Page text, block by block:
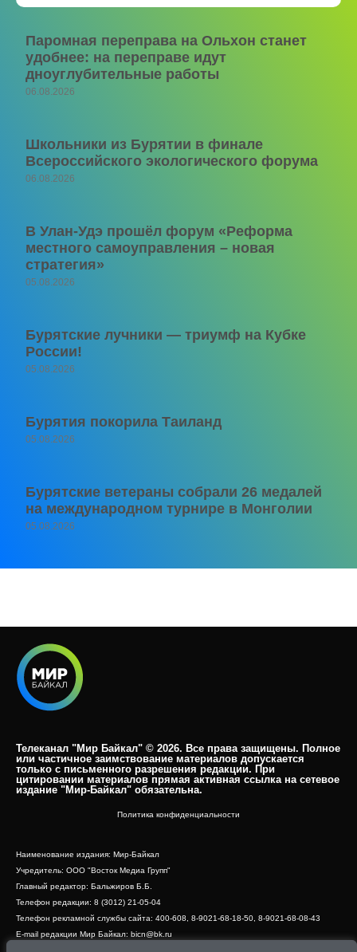
Паромная переправа на Ольхон станет
удобнее: на переправе идут
дноуглубительные работы
06.08.2026
Школьники из Бурятии в финале
Всероссийского экологического форума
06.08.2026
В Улан-Удэ прошёл форум «Реформа
местного самоуправления – новая
стратегия»
05.08.2026
Бурятские лучники — триумф на Кубке
России!
05.08.2026
Бурятия покорила Таиланд
05.08.2026
Бурятские ветераны собрали 26 медалей
на международном турнире в Монголии
05.08.2026
Телеканал "Мир Байкал" © 2026. Все права защищены. Полное
или частичное заимствование материалов допускается
только с письменного разрешения редакции. При
цитировании материалов прямая активная ссылка на сетевое
издание "Мир-Байкал" обязательна.​
Политика конфиденциальности
Наименование издания: Мир-Байкал
Учредитель: ООО "Восток Медиа Групп"
Главный редактор: Бальжиров Б.Б.
Телефон редакции: 8 (3012) 21-05-04
Телефон рекламной службы сайта: 400-608, 8-9021-68-18-50, 8-9021-68-08-43
E-mail редакции Мир Байкал: bicn@bk.ru